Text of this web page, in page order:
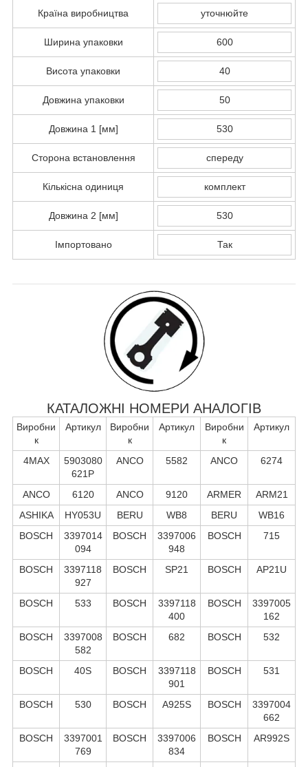
Країна виробництва уточнюйте
Ширина упаковки 600
Висота упаковки 40
Довжина упаковки 50
Довжина 1 [мм] 530
Сторона встановлення спереду
Кількісна одиниця комплект
Довжина 2 [мм] 530
Імпортовано Так
КАТАЛОЖНІ НОМЕРИ АНАЛОГІВ
Виробни
к
Артикул
Виробни
к
Артикул
Виробни
к
Артикул
4MAX
5903080
621P
ANCO 5582 ANCO 6274
ANCO 6120 ANCO 9120 ARMER
ARM21
ASHIKA
HY053U BERU WB8 BERU
WB16
BOSCH
3397014
094
BOSCH
3397006
948
BOSCH 715
BOSCH
3397118
927
BOSCH SP21 BOSCH AP21U
BOSCH 533 BOSCH
3397118
400
BOSCH
3397005
162
BOSCH
3397008
582
BOSCH 682 BOSCH 532
BOSCH 40S BOSCH
3397118
901
BOSCH 531
BOSCH 530 BOSCH A925S BOSCH
3397004
662
BOSCH
3397001
769
BOSCH
3397006
834
BOSCH AR992S